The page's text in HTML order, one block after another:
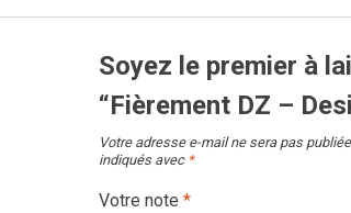
–
Soyez le premier à
“Fièrement DZ –
Votre adresse e-mail ne sera pas
indiqués avec *
Votre note*